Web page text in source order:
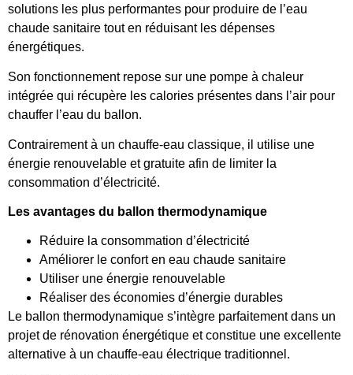
solutions les plus performantes pour produire de l’eau
chaude sanitaire tout en réduisant les dépenses
énergétiques.
Son fonctionnement repose sur une pompe à chaleur
intégrée qui récupère les calories présentes dans l’air pour
chauffer l’eau du ballon.
Contrairement à un chauffe-eau classique, il utilise une
énergie renouvelable et gratuite afin de limiter la
consommation d’électricité.
Les avantages du ballon thermodynamique
Réduire la consommation d’électricité
Améliorer le confort en eau chaude sanitaire
Utiliser une énergie renouvelable
Réaliser des économies d’énergie durables
Le ballon thermodynamique s’intègre parfaitement dans un
projet de rénovation énergétique et constitue une excellente
alternative à un chauffe-eau électrique traditionnel.